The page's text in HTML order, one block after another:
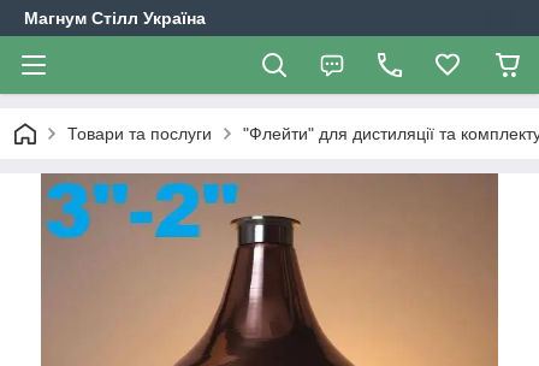
Магнум Стілл Україна
Товари та послуги "Флейти" для дистиляції та